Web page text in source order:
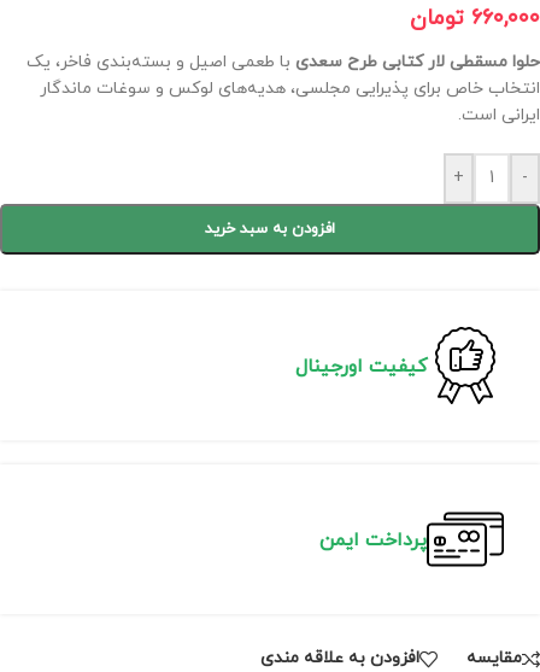
۶۶۰,۰۰۰ تومان
حلوا مسقطی لار کتابی طرح سعدی با طعمی اصیل و بسته‌بندی فاخر، یک
انتخاب خاص برای پذیرایی مجلسی، هدیه‌های لوکس و سوغات ماندگار
ایرانی است.
-
+
افزودن به سبد خرید
کیفیت اورجینال
پرداخت ایمن
مقايسه افزودن به علاقه مندی